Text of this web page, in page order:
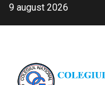
Skip9 august 2026